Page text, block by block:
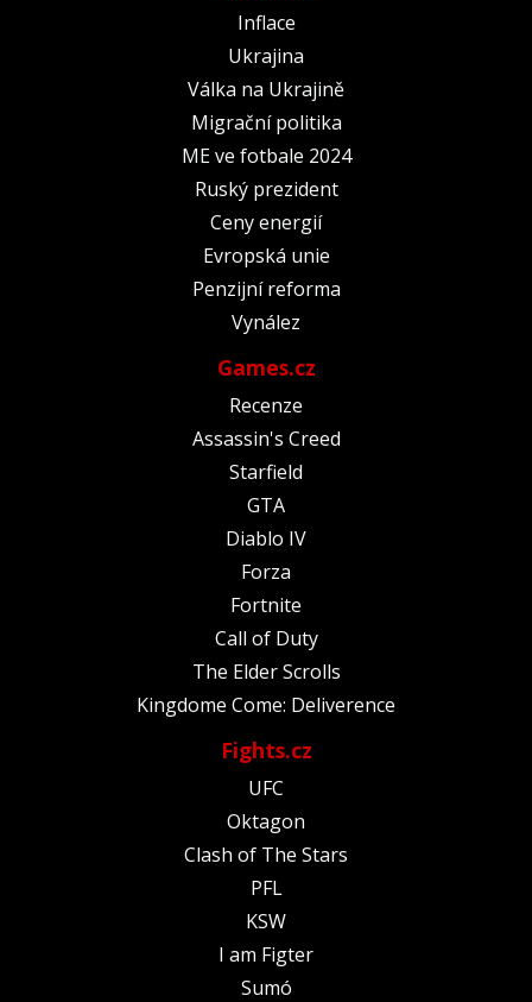
Inflace
Ukrajina
Válka na Ukrajině
Migrační politika
ME ve fotbale 2024
Ruský prezident
Ceny energií
Evropská unie
Penzijní reforma
Vynález
Games.cz
Recenze
Assassin's Creed
Starfield
GTA
Diablo IV
Forza
Fortnite
Call of Duty
The Elder Scrolls
Kingdome Come: Deliverence
Fights.cz
UFC
Oktagon
Clash of The Stars
PFL
KSW
I am Figter
Sumó